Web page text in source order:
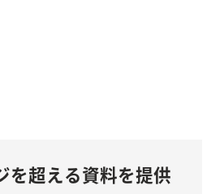
を超える資料を提供